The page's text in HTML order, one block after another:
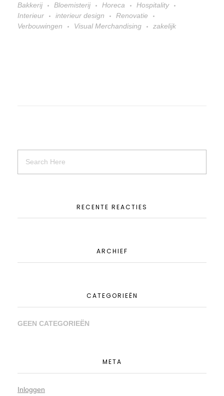
Bakkerij
Bloemisterij Horeca
Hospitality
Interieur
interieur design
Renovatie
Verbouwingen
Visual Merchandising zakelijk
RECENTE REACTIES
ARCHIEF
CATEGORIEËN
GEEN CATEGORIEËN
META
Inloggen